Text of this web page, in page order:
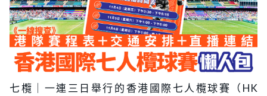
七欖｜一連三日舉行的香港國際七人欖球賽（HK